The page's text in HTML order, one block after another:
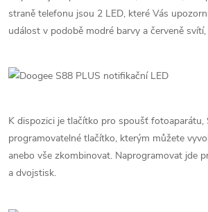
straně telefonu jsou 2 LED, které Vás
událost v podobě modré barvy a červeně
K dispozici je tlačítko pro spoušť fotoaparátu,
programovatelné tlačítko, kterým můžete
anebo vše zkombinovat. Naprogramovat jde
a dvojstisk.